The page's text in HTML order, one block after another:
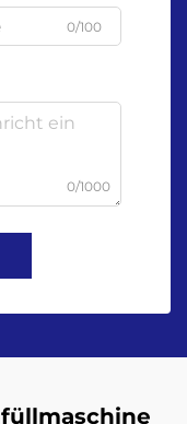
0/100
0/1000